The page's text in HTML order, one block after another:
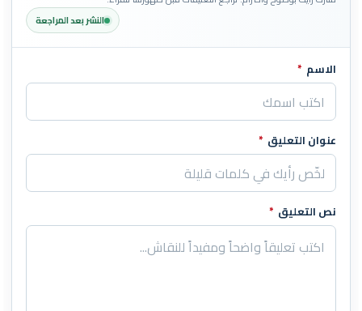
النشر بعد المراجعة
اترك هذا الحقل فارغاً
الاسم *
عنوان التعليق *
نص التعليق *